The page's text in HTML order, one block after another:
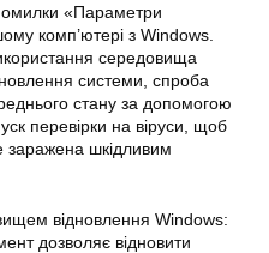
«Параметри
комп’ютері з Windows.
середовища
системи, спроба
стану за допомогою
перевірки на віруси, щоб
заражена шкідливим
відновлення Windows:
дозволяє відновити